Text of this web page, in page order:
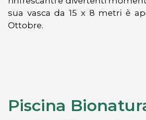
sua vasca da 15 x 8 metri è
Ottobre.
Piscina